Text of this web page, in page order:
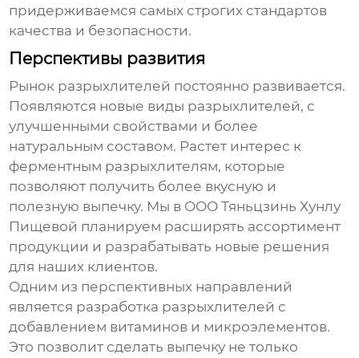
придерживаемся самых строгих стандартов
качества и безопасности.
Перспективы развития
Рынок разрыхлителей постоянно развивается.
Появляются новые виды разрыхлителей, с
улучшенными свойствами и более
натуральным составом. Растет интерес к
ферментным разрыхлителям, которые
позволяют получить более вкусную и
полезную выпечку. Мы в ООО Тяньцзинь Хунлу
Пищевой планируем расширять ассортимент
продукции и разрабатывать новые решения
для наших клиентов.
Одним из перспективных направлений
является разработка разрыхлителей с
добавлением витаминов и микроэлементов.
Это позволит сделать выпечку не только